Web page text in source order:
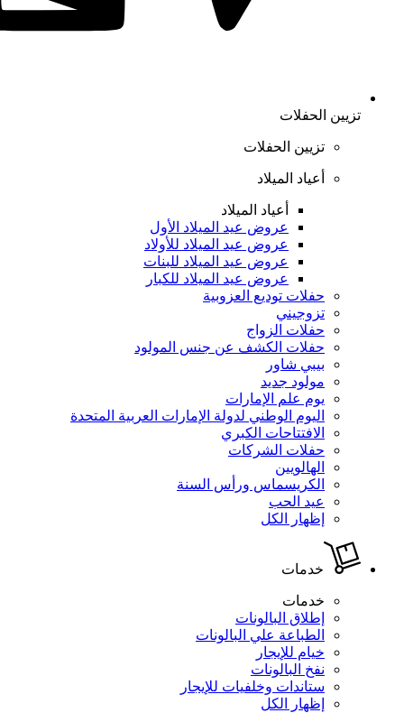
تزيين الحفلات
تزيين الحفلات
أعياد الميلاد
أعياد الميلاد
عروض عيد الميلاد الأول
عروض عيد الميلاد للأولاد
عروض عيد الميلاد للبنات
عروض عيد الميلاد للكبار
حفلات توديع العزوبية
تزوجيني
حفلات الزواج
حفلات الكشف عن جنس المولود
بيبي شاور
مولود جديد
يوم علم الإمارات
اليوم الوطني لدولة الإمارات العربية المتحدة
الافتتاحات الكبري
حفلات الشركات
الهالويين
الكريسماس ورأس السنة
عيد الحب
إظهار الكل
خدمات
خدمات
إطلاق البالونات
الطباعة علي البالونات
خيام للإيجار
نفخ البالونات
ستاندات وخلفيات للإيجار
إظهار الكل